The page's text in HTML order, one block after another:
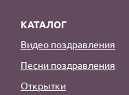
КАТАЛОГ
Видео поздравления
Песни поздравления
Открытки